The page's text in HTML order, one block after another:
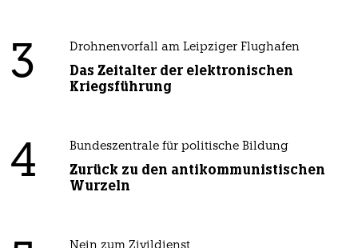
3 Drohnenvorfall am Leipziger Flughafen
Das Zeitalter der elektronischen
Kriegsführung
4 Bundeszentrale für politische Bildung
Zurück zu den antikommunistischen
Wurzeln